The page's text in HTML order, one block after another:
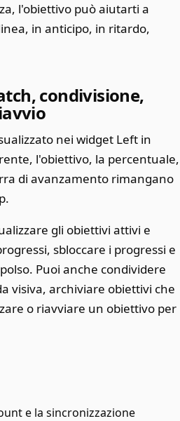
l'obiettivo può aiutarti a
in anticipo, in ritardo,
condivisione,
nei widget Left in
l'obiettivo, la percentuale,
di avanzamento rimangano
gli obiettivi attivi e
sbloccare i progressi e
Puoi anche condividere
visiva, archiviare obiettivi che
o riavviare un obiettivo per
e la sincronizzazione